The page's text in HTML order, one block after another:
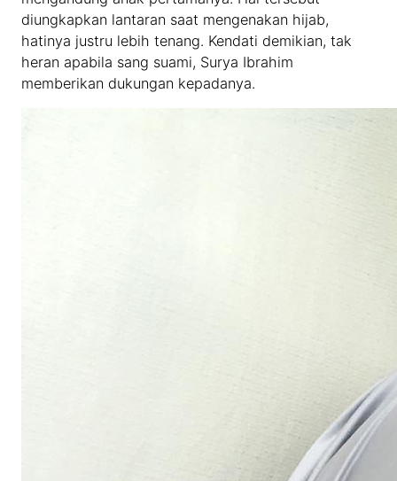
diungkapkan lantaran saat mengenakan hijab,
hatinya justru lebih tenang. Kendati demikian, tak
heran apabila sang suami, Surya Ibrahim
memberikan dukungan kepadanya.